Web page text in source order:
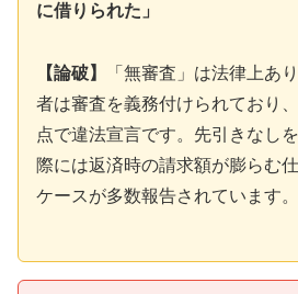
に借りられた」
【論破】
「無審査」は法律上あ
者は審査を義務付けられており
点で違法宣言です。先引きなし
際には返済時の請求額が膨らむ
ケースが多数報告されています。